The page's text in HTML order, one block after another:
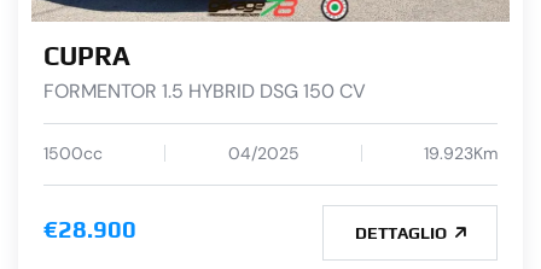
CUPRA
FORMENTOR 1.5 HYBRID DSG 150 CV
1500cc 04/2025 19.923Km
€28.900 DETTAGLIO